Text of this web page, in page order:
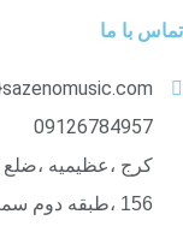
تماس با ما
09126784957
کرج ،عظیمیه ،ضلع
156 ،طبقه دوم سمت راست